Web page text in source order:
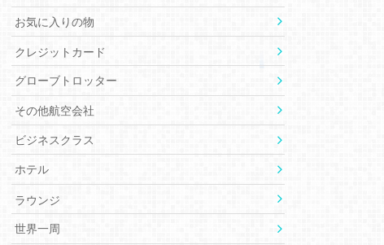
お気に入りの物
クレジットカード
グローブトロッター
その他航空会社
ビジネスクラス
ホテル
ラウンジ
世界一周